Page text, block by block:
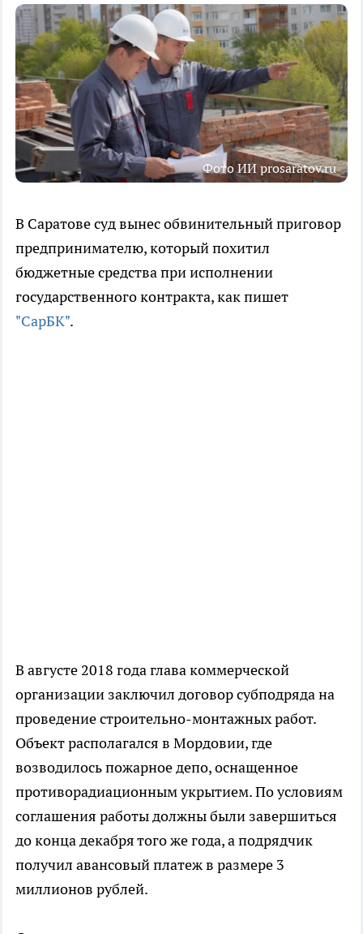
Фото ИИ prosaratov.ru
В Саратове суд вынес обвинительный приговор
предпринимателю, который похитил
бюджетные средства при исполнении
государственного контракта, как пишет
"СарБК".
В августе 2018 года глава коммерческой
организации заключил договор субподряда на
проведение строительно-монтажных работ.
Объект располагался в Мордовии, где
возводилось пожарное депо, оснащенное
противорадиационным укрытием. По условиям
соглашения работы должны были завершиться
до конца декабря того же года, а подрядчик
получил авансовый платеж в размере 3
миллионов рублей.